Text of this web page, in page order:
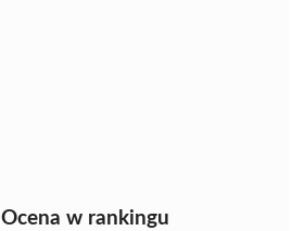
Ocena w rankingu